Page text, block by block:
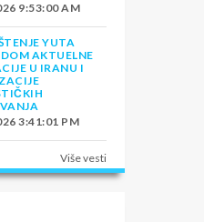
9:53:00 AM
YUTA
AKTUELNE
U IRANU I
3:41:01 PM
Više vesti